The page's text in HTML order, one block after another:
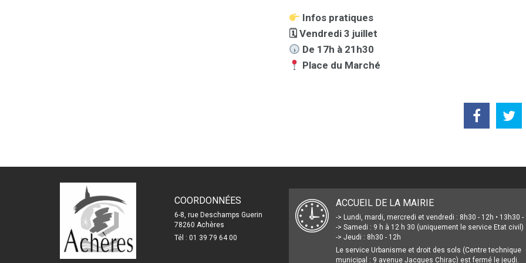
Infos pratiques
🗓 Vendredi 3 juillet
De 17h à 21h30
Place du Marché
COORDONNÉES
6-8, rue Deschamps Guerin
78260 Achères
Tél : 01 39 79 64 00
ACCUEIL DE LA MAIRIE
-> Lundi, mardi, mercredi et vendredi : 8h30 - 12h • 13h30 -
-> Samedi : 9 h à 12 h 30 (uniquement le service Etat civil)
-> Jeudi : 8h30 - 12h
Le service Urbanisme et droit des sols (Centre technique
municipal : 9 avenue Jacques Chirac) est fermé le jeudi.